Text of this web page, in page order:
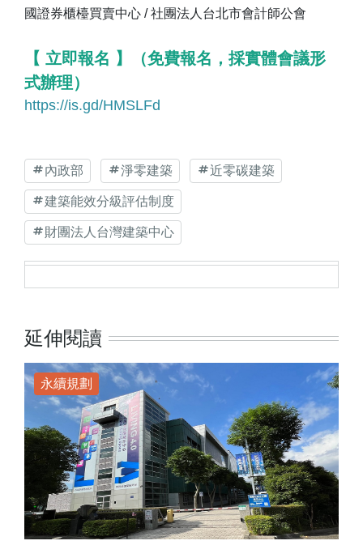
國證券櫃檯買賣中心 / 社團法人台北市會計師公會
【 立即報名 】（免費報名，採實體會議形
式辦理）
https://is.gd/HMSLFd
內政部 淨零建築 近零碳建築
建築能效分級評估制度
財團法人台灣建築中心
延伸閱讀
永續規劃